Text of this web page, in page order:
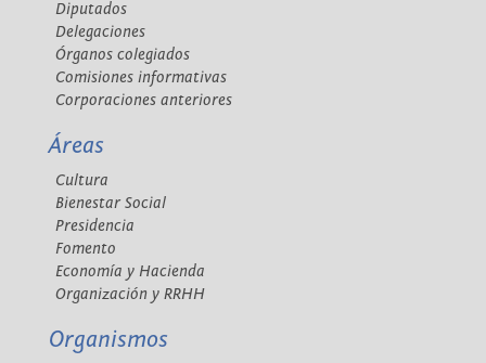
Diputados
Delegaciones
Órganos colegiados
Comisiones informativas
Corporaciones anteriores
Áreas
Cultura
Bienestar Social
Presidencia
Fomento
Economía y Hacienda
Organización y RRHH
Organismos